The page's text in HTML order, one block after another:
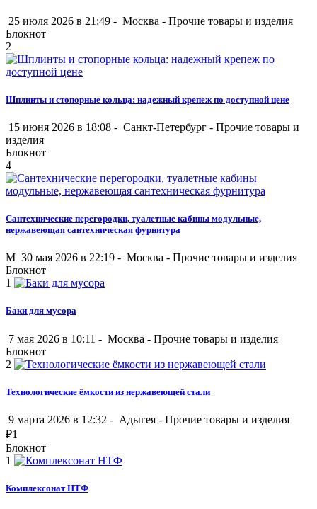
25 июля 2026 в 21:49 - Москва - Прочие товары и изделия
Блокнот
2
Шплинты и стопорные кольца: надежный крепеж по доступной цене
15 июня 2026 в 18:08 - Санкт-Петербург - Прочие товары и
изделия
Блокнот
4
Сантехнические перегородки, туалетные кабины модульные,
нержавеющая сантехническая фурнитура
M 30 мая 2026 в 22:19 - Москва - Прочие товары и изделия
Блокнот
1
Баки для мусора
7 мая 2026 в 10:11 - Москва - Прочие товары и изделия
Блокнот
2
Технологические ёмкости из нержавеющей стали
9 марта 2026 в 12:32 - Адыгея - Прочие товары и изделия
₽1
Блокнот
1
Комплексонат НТФ